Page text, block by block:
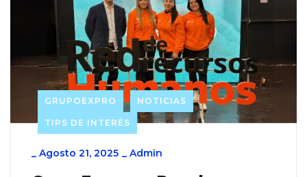
GRUPOEXPRO NOTICIAS
TIPS DE INTERÉS
_ Agosto 21, 2025 _ Admin